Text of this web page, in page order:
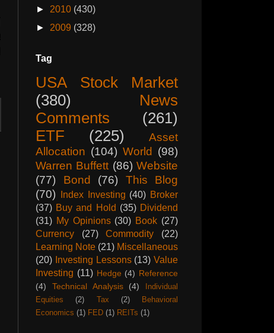
► 2010 (430)
► 2009 (328)
Tag
USA Stock Market
(380)
News
Comments
(261)
ETF
(225)
Asset
Allocation (104) World (98)
Warren Buffett (86) Website
(77)
Bond (76)
This Blog
(70)
Index Investing (40) Broker
(37) Buy and Hold (35) Dividend
(31) My Opinions (30) Book (27)
Currency
(27) Commodity
(22)
Learning Note (21) Miscellaneous
(20) Investing Lessons (13) Value
Investing (11) Hedge (4) Reference
(4)
Technical Analysis (4)
Individual
Equities
(2) Tax (2)
Behavioral
Economics (1) FED (1) REITs (1)